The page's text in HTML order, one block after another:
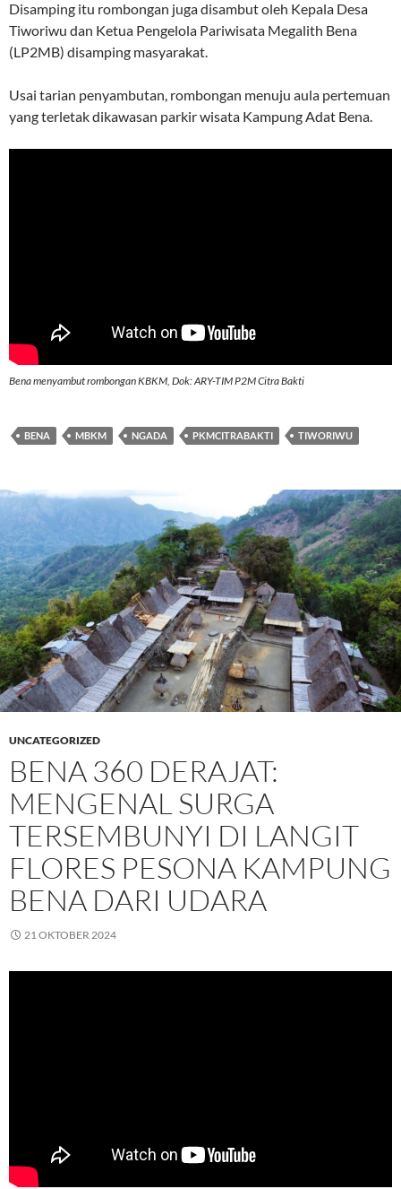
Disamping itu rombongan juga disambut oleh Kepala Desa
Tiworiwu dan Ketua Pengelola Pariwisata Megalith Bena
(LP2MB) disamping masyarakat.
Usai tarian penyambutan, rombongan menuju aula pertemuan
yang terletak dikawasan parkir wisata Kampung Adat Bena.
Bena menyambut rombongan KBKM, Dok: ARY-TIM P2M Citra Bakti
BENA MBKM NGADA PKMCITRABAKTI TIWORIWU
UNCATEGORIZED
BENA 360 DERAJAT:
MENGENAL SURGA
TERSEMBUNYI DI LANGIT
FLORES PESONA KAMPUNG
BENA DARI UDARA
21 OKTOBER 2024